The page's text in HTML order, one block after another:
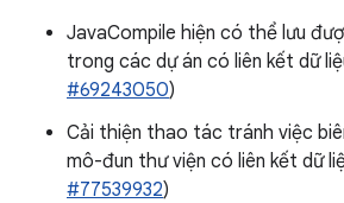
JavaCompile hiện có thể lưu
trong các dự án có liên kết dữ
#69243050)
Cải thiện thao tác tránh việc
mô-đun thư viện có liên kết dữ
#77539932)